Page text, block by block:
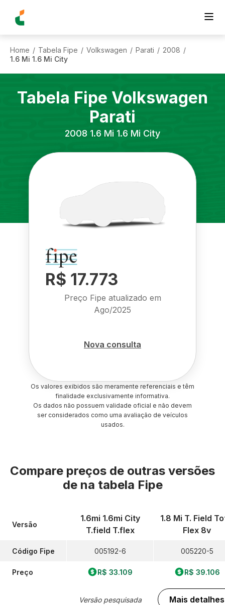
Home / Tabela Fipe / Volkswagen / Parati / 2008 /
1.6 Mi 1.6 Mi City
Tabela Fipe Volkswagen
Parati
2008 1.6 Mi 1.6 Mi City
R$ 17.773
Preço Fipe atualizado em
Ago/2025
Nova consulta
Os valores exibidos são meramente referenciais e têm
finalidade exclusivamente informativa.
Os dados não possuem validade oficial e não devem
ser considerados como uma avaliação de veículos
usados.
Compare preços de outras versões
de na tabela Fipe
Versão
Código Fipe
Preço
1.6mi 1.6mi City
T.field T.flex
005192-6
R$ 33.109
Versão pesquisada
1.8 Mi T. Field
Flex 8v
005220-5
R$ 39.106
Mais detalhes